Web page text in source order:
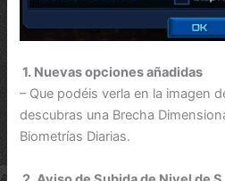
1. Nuevas opciones añadidas
– Que podéis verla en la imagen
descubras una Brecha
Biometrías Diarias.